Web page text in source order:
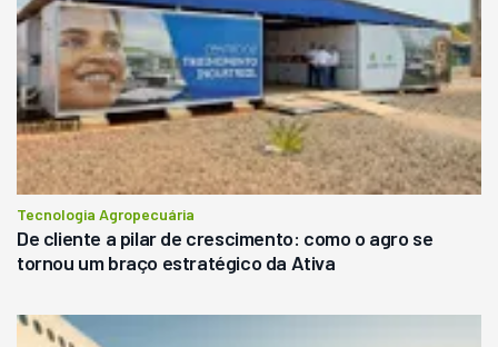
Tecnologia Agropecuária
De cliente a pilar de crescimento: como o agro se
tornou um braço estratégico da Ativa